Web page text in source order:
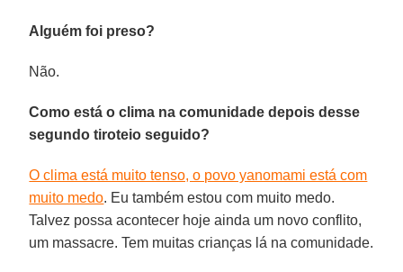
Alguém foi preso?
Não.
Como está o clima na comunidade depois desse
segundo tiroteio seguido?
O clima está muito tenso, o povo yanomami está com
muito medo. Eu também estou com muito medo.
Talvez possa acontecer hoje ainda um novo conflito,
um massacre. Tem muitas crianças lá na comunidade.